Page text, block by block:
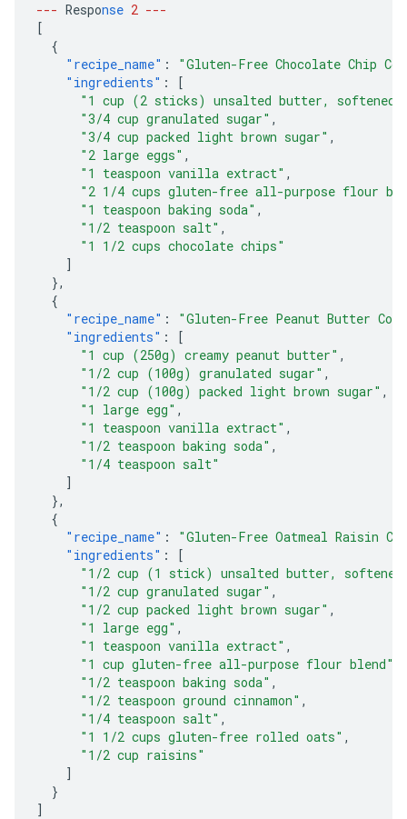
--- Response 2 ---
[
{
"recipe_name" :
"Gluten-Free Chocolate Chip
"ingredients" :
[
"1 cup (2 sticks) unsalted butter, softened"
"3/4 cup granulated sugar" ,
"3/4 cup packed light brown sugar" ,
"2 large eggs" ,
"1 teaspoon vanilla extract" ,
"2 1/4 cups gluten-free all-purpose flour
"1 teaspoon baking soda" ,
"1/2 teaspoon salt" ,
"1 1/2 cups chocolate chips"
]
},
{
"recipe_name" :
"Gluten-Free Peanut Butter
"ingredients" :
[
"1 cup (250g) creamy peanut butter" ,
"1/2 cup (100g) granulated sugar" ,
"1/2 cup (100g) packed light brown sugar" ,
"1 large egg" ,
"1 teaspoon vanilla extract" ,
"1/2 teaspoon baking soda" ,
"1/4 teaspoon salt"
]
},
{
"recipe_name" :
"Gluten-Free Oatmeal Raisin
"ingredients" :
[
"1/2 cup (1 stick) unsalted butter,
"1/2 cup granulated sugar" ,
"1/2 cup packed light brown sugar" ,
"1 large egg" ,
"1 teaspoon vanilla extract" ,
"1 cup gluten-free all-purpose flour blend"
"1/2 teaspoon baking soda" ,
"1/2 teaspoon ground cinnamon" ,
"1/4 teaspoon salt" ,
"1 1/2 cups gluten-free rolled oats" ,
"1/2 cup raisins"
]
}
]